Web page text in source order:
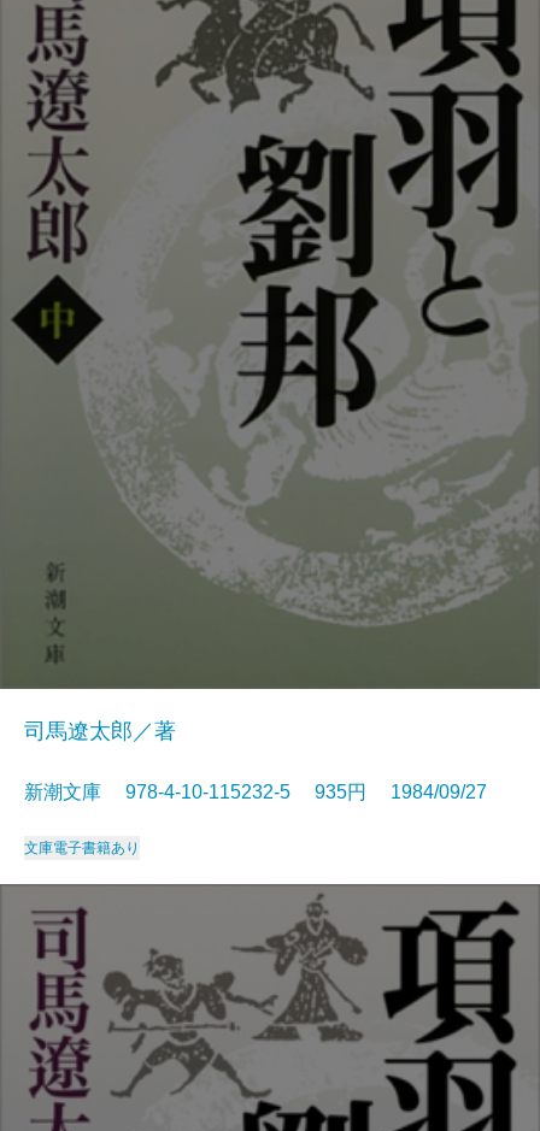
司馬遼太郎／著
新潮文庫 978-4-10-115232-5 935円 1984/09/27
文庫電子書籍あり